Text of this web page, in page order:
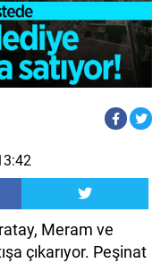
Meram ve
çıkarıyor. Peşinat